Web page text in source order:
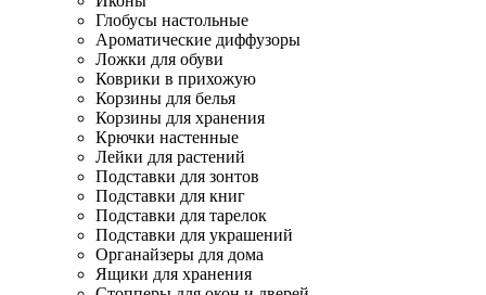
Глобусы настольные
Ароматические диффузоры
Ложки для обуви
Коврики в прихожую
Корзины для белья
Корзины для хранения
Крючки настенные
Лейки для растений
Подставки для зонтов
Подставки для книг
Подставки для тарелок
Подставки для украшений
Органайзеры для дома
Ящики для хранения